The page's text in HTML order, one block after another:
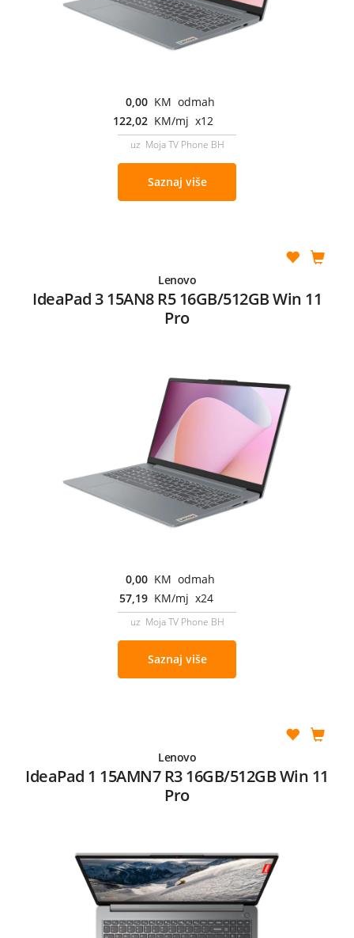
0,00 KM odmah
122,02 KM/mj x12
uz Moja TV Phone BH
Saznaj više
Lenovo
IdeaPad 3 15AN8 R5 16GB/512GB Win 11
Pro
0,00 KM odmah
57,19 KM/mj x24
uz Moja TV Phone BH
Saznaj više
Lenovo
IdeaPad 1 15AMN7 R3 16GB/512GB Win 11
Pro